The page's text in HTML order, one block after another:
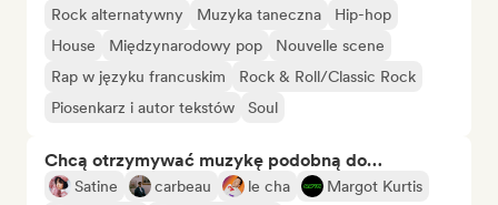
Rock alternatywny Muzyka taneczna
Hip-hop
House
Międzynarodowy pop
Nouvelle scene
Rap w języku francuskim
Rock & Roll/Classic Rock
Piosenkarz i autor tekstów
Soul
Chcą otrzymywać muzykę podobną do…
Satine carbeau le cha
Margot Kurtis